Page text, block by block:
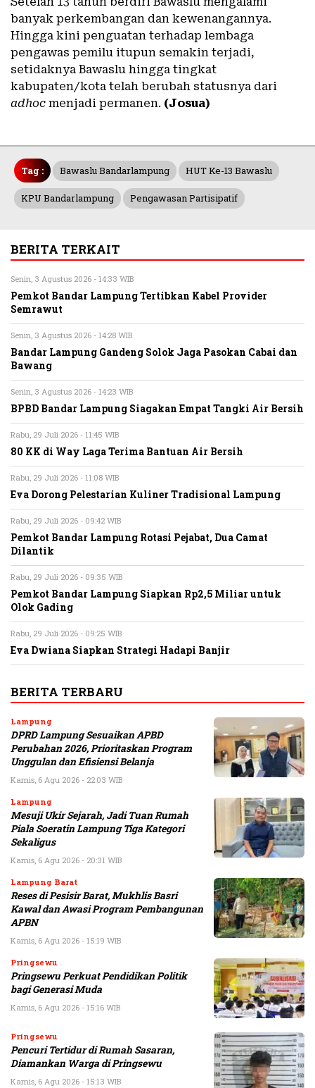
banyak perkembangan dan kewenangannya.
Hingga kini penguatan terhadap lembaga
pengawas pemilu itupun semakin terjadi,
setidaknya Bawaslu hingga tingkat
kabupaten/kota telah berubah statusnya dari
adhoc menjadi permanen. (Josua)
Tag : Bawaslu Bandarlampung HUT Ke-13 Bawaslu
KPU Bandarlampung Pengawasan Partisipatif
BERITA TERKAIT
Senin, 3 Agustus 2026 - 14:33 WIB
Pemkot Bandar Lampung Tertibkan Kabel Provider
Semrawut
Senin, 3 Agustus 2026 - 14:28 WIB
Bandar Lampung Gandeng Solok Jaga Pasokan Cabai dan
Bawang
Senin, 3 Agustus 2026 - 14:23 WIB
BPBD Bandar Lampung Siagakan Empat Tangki Air Bersih
Rabu, 29 Juli 2026 - 11:45 WIB
80 KK di Way Laga Terima Bantuan Air Bersih
Rabu, 29 Juli 2026 - 11:08 WIB
Eva Dorong Pelestarian Kuliner Tradisional Lampung
Rabu, 29 Juli 2026 - 09:42 WIB
Pemkot Bandar Lampung Rotasi Pejabat, Dua Camat
Dilantik
Rabu, 29 Juli 2026 - 09:35 WIB
Pemkot Bandar Lampung Siapkan Rp2,5 Miliar untuk
Olok Gading
Rabu, 29 Juli 2026 - 09:25 WIB
Eva Dwiana Siapkan Strategi Hadapi Banjir
BERITA TERBARU
Lampung
DPRD Lampung Sesuaikan APBD
Perubahan 2026, Prioritaskan Program
Unggulan dan Efisiensi Belanja
Kamis, 6 Agu 2026 - 22:03 WIB
Lampung
Mesuji Ukir Sejarah, Jadi Tuan Rumah
Piala Soeratin Lampung Tiga Kategori
Sekaligus
Kamis, 6 Agu 2026 - 20:31 WIB
Lampung Barat
Reses di Pesisir Barat, Mukhlis Basri
Kawal dan Awasi Program Pembangunan
APBN
Kamis, 6 Agu 2026 - 15:19 WIB
Pringsewu
Pringsewu Perkuat Pendidikan Politik
bagi Generasi Muda
Kamis, 6 Agu 2026 - 15:16 WIB
Pringsewu
Pencuri Tertidur di Rumah Sasaran,
Diamankan Warga di Pringsewu
Kamis, 6 Agu 2026 - 15:13 WIB